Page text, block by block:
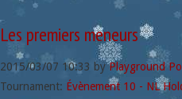
Les premiers meneurs
2015/03/07 10:33 byPlayground
Tournament: Évènement 10 - NL